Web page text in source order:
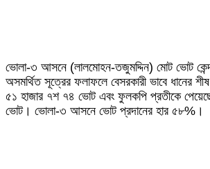
ভোলা-৩ আসনে (লালমোহন-তজুমদ্দিন) মোট ভোট
অসমর্থিত সূত্রের ফলাফলে বেসরকারী ভাবে ধানের
৫১ হাজার ৭শ ৭৪ ভোট এবং ফুলকপি প্রতীকে
ভোট। ভোলা-৩ আসনে ভোট প্রদানের হার ৫৮%।